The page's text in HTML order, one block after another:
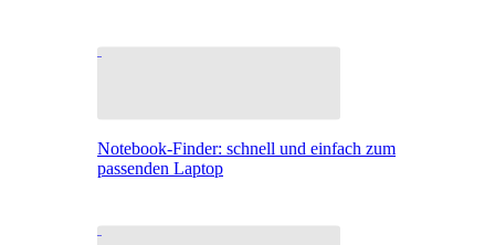
Notebook-Finder: schnell und einfach zum
passenden Laptop